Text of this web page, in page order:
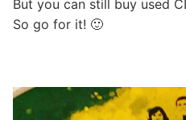
But you can still buy used
So go for it! 🙂